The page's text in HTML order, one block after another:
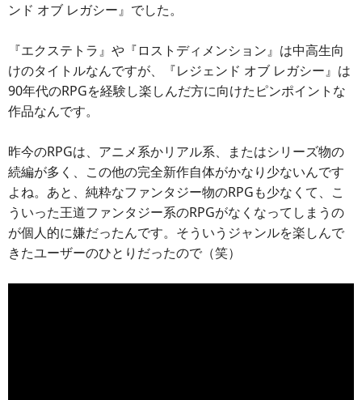
ンド オブ レガシー』でした。
『エクステトラ』や『ロストディメンション』は中高生向
けのタイトルなんですが、『レジェンド オブ レガシー』は
90年代のRPGを経験し楽しんだ方に向けたピンポイントな
作品なんです。
昨今のRPGは、アニメ系かリアル系、またはシリーズ物の
続編が多く、この他の完全新作自体がかなり少ないんです
よね。あと、純粋なファンタジー物のRPGも少なくて、こ
ういった王道ファンタジー系のRPGがなくなってしまうの
が個人的に嫌だったんです。そういうジャンルを楽しんで
きたユーザーのひとりだったので（笑）